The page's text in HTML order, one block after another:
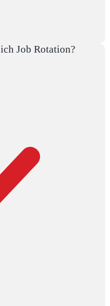
Job Rotation?